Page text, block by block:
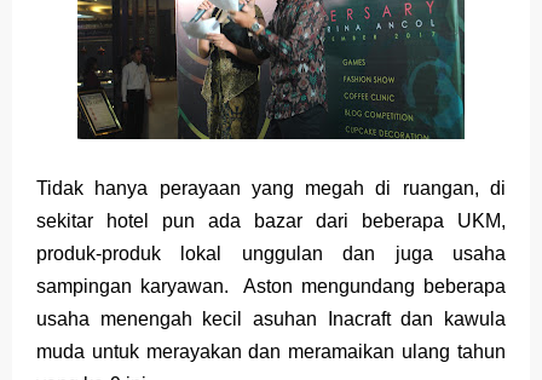
Saturday, 8 August
Tidak hanya perayaan yang megah di ruangan, di
sekitar hotel pun ada bazar dari beberapa UKM,
produk-produk lokal unggulan dan juga usaha
sampingan karyawan. Aston mengundang beberapa
usaha menengah kecil asuhan Inacraft dan kawula
muda untuk merayakan dan meramaikan ulang tahun